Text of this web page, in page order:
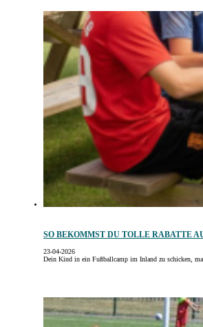
SO BEKOMMST DU TOLLE RABATTE
23-04-2026
Dein Kind in ein Fußballcamp im Inland zu schicken,